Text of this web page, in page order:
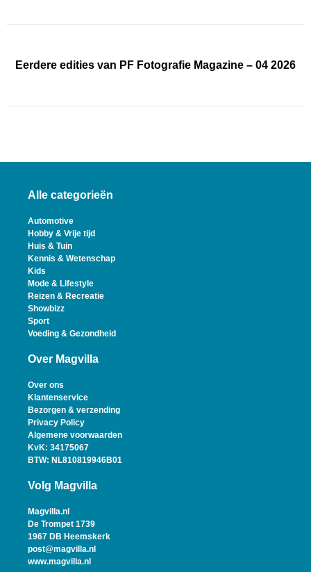
Eerdere edities van PF Fotografie Magazine – 04 2026
Alle categorieën
Automotive
Hobby & Vrije tijd
Huis & Tuin
Kennis & Wetenschap
Kids
Mode & Lifestyle
Reizen & Recreatie
Showbizz
Sport
Voeding & Gezondheid
Over Magvilla
Over ons
Klantenservice
Bezorgen & verzending
Privacy Policy
Algemene voorwaarden
KvK: 34175067
BTW: NL810819946B01
Volg Magvilla
Magvilla.nl
De Trompet 1739
1967 DB Heemskerk
post@magvilla.nl
www.magvilla.nl